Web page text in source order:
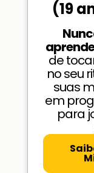
(19
de
no seu
suas
em
para